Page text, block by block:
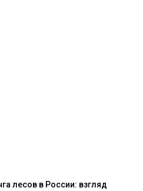
лесов в России: взгляд